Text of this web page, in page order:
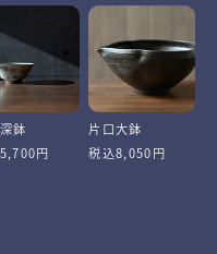
鉢
円
片口大鉢
税込8,050円